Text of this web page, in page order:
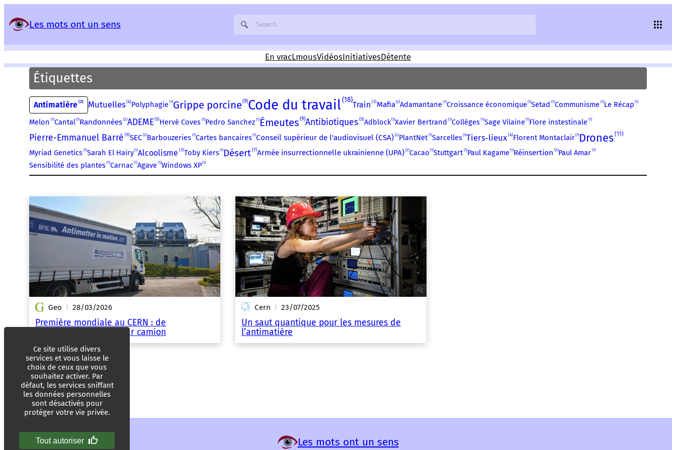
Les mots ont un sens
En vracLmousVidéosInitiativesDétente
Étiquettes
Antimatière 2 Mutuelles 4 Polyphagie 1 Grippe porcine 9 Code du travail 18
Train 3 Mafia 2 Adamantane 1 Croissance économique 1 Setad 1 Communisme 1 Le Récap 1
Melon 1 Cantal 1 Randonnées 2 ADEME 5 Hervé Coves 1 Pedro Sanchez 1 Émeutes 9 Antibiotiques 5 Adblock 1 Xavier Bertrand 1 Collèges 1 Sage Vilaine 1 Flore instestinale 1
Pierre-Emmanuel Barré 5 SEC 2 Barbouzeries 1 Cartes bancaires 1 Conseil supérieur de l'audiovisuel (CSA) 2 PlantNet 1 Sarcelles 1 Tiers‑lieux 4 Florent Montaclair 1 Drones 11
Myriad Genetics 1 Sarah El Haïry 1 Alcoolisme 3 Toby Kiers 1 Désert 7 Armée insurrectionnelle ukrainienne (UPA) 2 Cacao 1 Stuttgart 1 Paul Kagame 1 Réinsertion 2 Paul Amar 1
Sensibilité des plantes 1 Carnac 1 Agave 1 Windows XP 1
Geo 28/03/2026
Première mondiale au CERN : de
l’antimatière livrée… par camion
Cern 23/07/2025
Un saut quantique pour les mesures de
l’antimatière
Les mots ont un sens
Panneau de gestion des services
Ce site utilise divers
services et vous laisse le
choix de ceux que vous
souhaitez activer. Par
défaut, les services sniffant
les données personnelles
sont désactivés pour
protéger votre vie privée.
Tout autoriser